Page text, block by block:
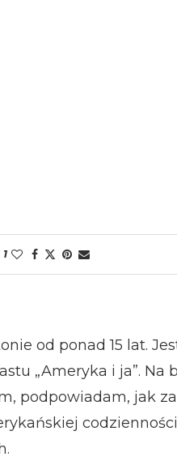
1
od ponad 15 lat.
„Ameryka i ja”. Na
podpowiadam, jak